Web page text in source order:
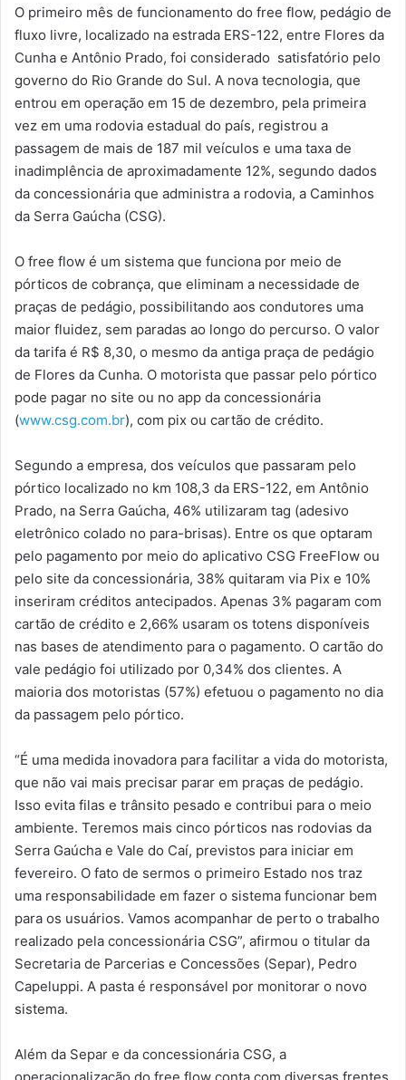
O primeiro mês de funcionamento do free flow, pedágio de
fluxo livre, localizado na estrada ERS-122, entre Flores da
Cunha e Antônio Prado, foi considerado satisfatório pelo
governo do Rio Grande do Sul. A nova tecnologia, que
entrou em operação em 15 de dezembro, pela primeira
vez em uma rodovia estadual do país, registrou a
passagem de mais de 187 mil veículos e uma taxa de
inadimplência de aproximadamente 12%, segundo dados
da concessionária que administra a rodovia, a Caminhos
da Serra Gaúcha (CSG).
O free flow é um sistema que funciona por meio de
pórticos de cobrança, que eliminam a necessidade de
praças de pedágio, possibilitando aos condutores uma
maior fluidez, sem paradas ao longo do percurso. O valor
da tarifa é R$ 8,30, o mesmo da antiga praça de pedágio
de Flores da Cunha. O motorista que passar pelo pórtico
pode pagar no site ou no app da concessionária
(www.csg.com.br), com pix ou cartão de crédito.
Segundo a empresa, dos veículos que passaram pelo
pórtico localizado no km 108,3 da ERS-122, em Antônio
Prado, na Serra Gaúcha, 46% utilizaram tag (adesivo
eletrônico colado no para-brisas). Entre os que optaram
pelo pagamento por meio do aplicativo CSG FreeFlow ou
pelo site da concessionária, 38% quitaram via Pix e 10%
inseriram créditos antecipados. Apenas 3% pagaram com
cartão de crédito e 2,66% usaram os totens disponíveis
nas bases de atendimento para o pagamento. O cartão do
vale pedágio foi utilizado por 0,34% dos clientes. A
maioria dos motoristas (57%) efetuou o pagamento no dia
da passagem pelo pórtico.
“É uma medida inovadora para facilitar a vida do motorista,
que não vai mais precisar parar em praças de pedágio.
Isso evita filas e trânsito pesado e contribui para o meio
ambiente. Teremos mais cinco pórticos nas rodovias da
Serra Gaúcha e Vale do Caí, previstos para iniciar em
fevereiro. O fato de sermos o primeiro Estado nos traz
uma responsabilidade em fazer o sistema funcionar bem
para os usuários. Vamos acompanhar de perto o trabalho
realizado pela concessionária CSG”, afirmou o titular da
Secretaria de Parcerias e Concessões (Separ), Pedro
Capeluppi. A pasta é responsável por monitorar o novo
sistema.
Além da Separ e da concessionária CSG, a